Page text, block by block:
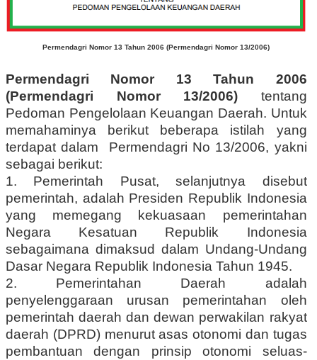
Permendagri Nomor 13 Tahun 2006 (Permendagri Nomor 13/2006)
Permendagri Nomor 13 Tahun 2006
(Permendagri Nomor 13/2006) tentang
Pedoman Pengelolaan Keuangan Daerah. Untuk
memahaminya berikut beberapa istilah yang
terdapat dalam
Permendagri No 13/2006, yakni
sebagai berikut:
1. Pemerintah Pusat, selanjutnya disebut
pemerintah, adalah Presiden Republik Indonesia
yang memegang kekuasaan pemerintahan
Negara Kesatuan Republik Indonesia
sebagaimana dimaksud dalam Undang-Undang
Dasar Negara Republik Indonesia Tahun 1945.
2. Pemerintahan Daerah adalah
penyelenggaraan urusan pemerintahan oleh
pemerintah daerah dan dewan perwakilan rakyat
daerah (DPRD) menurut asas otonomi dan tugas
pembantuan dengan prinsip otonomi seluas-